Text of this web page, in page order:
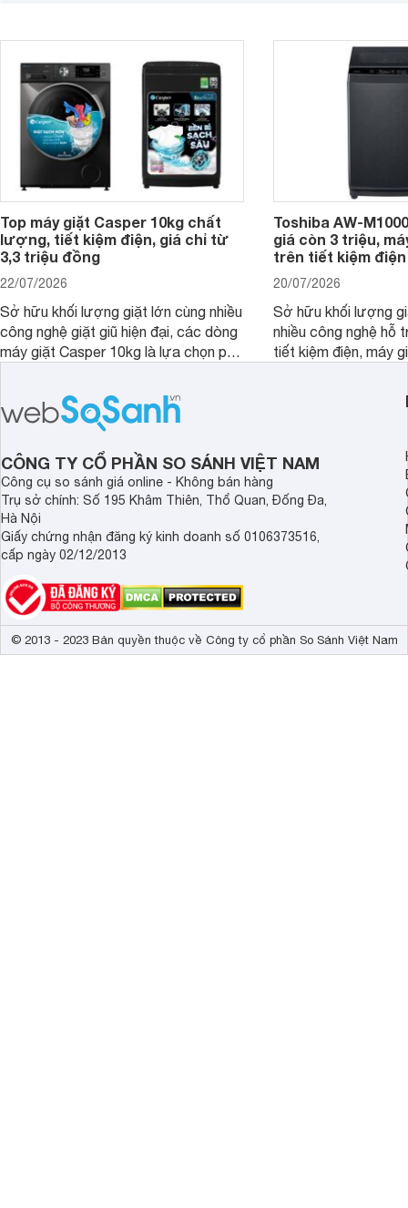
Top máy giặt Casper 10kg chất
lượng, tiết kiệm điện, giá chỉ từ
3,3 triệu đồng
22/07/2026
Sở hữu khối lượng giặt lớn cùng nhiều
công nghệ giặt giũ hiện đại, các dòng
máy giặt Casper 10kg là lựa chọn phù
Toshiba AW-
giá còn 3 triệu,
trên tiết kiệm
20/07/2026
Sở hữu khối lượng
nhiều công nghệ hỗ
tiết kiệm điện, máy
nhắc cho các gia
bán hiện đã giảm
CÔNG TY CỔ PHẦN SO SÁNH VIỆT NAM
Công cụ so sánh giá online - Không bán hàng
Trụ sở chính: Số 195 Khâm Thiên, Thổ Quan, Đống Đa,
Hà Nội
Giấy chứng nhận đăng ký kinh doanh số 0106373516,
cấp ngày 02/12/2013
© 2013 - 2023 Bản quyền thuộc về Công ty cổ phần So Sánh Việt Nam